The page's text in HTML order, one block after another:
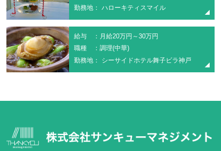
勤務地： ハローキティスマイル
給与 ：月給20万円～30万円
職種 ：調理(中華)
勤務地： シーサイドホテル舞子ビラ神戸